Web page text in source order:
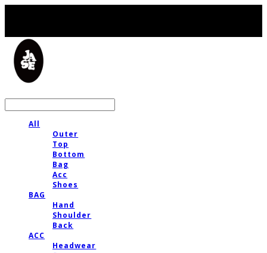
All
Outer
Top
Bottom
Bag
Acc
Shoes
BAG
Hand
Shoulder
Back
ACC
Headwear